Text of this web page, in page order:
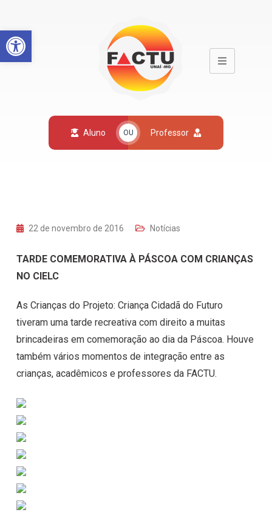
Open toolbar
Aluno OU Professor
22 de novembro de 2016 Notícias
TARDE COMEMORATIVA À PÁSCOA COM CRIANÇAS
NO CIELC
As Crianças do Projeto: Criança Cidadã do Futuro
tiveram uma tarde recreativa com direito a muitas
brincadeiras em comemoração ao dia da Páscoa. Houve
também vários momentos de integração entre as
crianças, acadêmicos e professores da FACTU.